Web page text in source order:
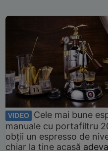
VIDEO
Cele mai bune
manuale cu portafiltru
obții un espresso de
chiar la tine acasă